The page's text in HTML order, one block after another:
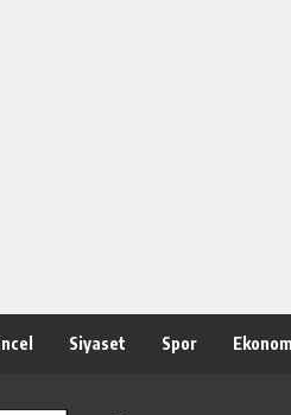
Siyaset Spor